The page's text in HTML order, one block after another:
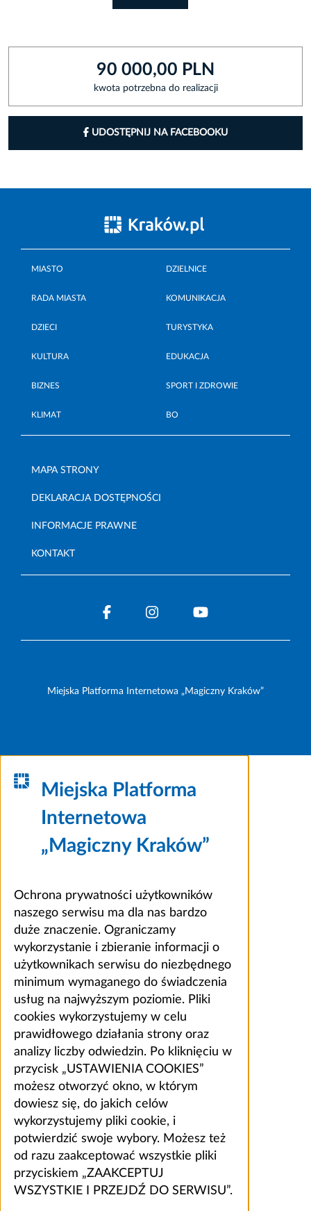
90 000,00 PLN
kwota potrzebna do realizacji
UDOSTĘPNIJ NA FACEBOOKU
MIASTO DZIELNICE
RADA MIASTA KOMUNIKACJA
DZIECI TURYSTYKA
KULTURA EDUKACJA
BIZNES SPORT I ZDROWIE
KLIMAT BO
MAPA STRONY
DEKLARACJA DOSTĘPNOŚCI
INFORMACJE PRAWNE
KONTAKT
Miejska Platforma Internetowa „Magiczny Kraków”
Miejska Platforma
Internetowa
„Magiczny Kraków”
Ochrona prywatności użytkowników
naszego serwisu ma dla nas bardzo
duże znaczenie. Ograniczamy
wykorzystanie i zbieranie informacji o
użytkownikach serwisu do niezbędnego
minimum wymaganego do świadczenia
usług na najwyższym poziomie. Pliki
cookies wykorzystujemy w celu
prawidłowego działania strony oraz
analizy liczby odwiedzin. Po kliknięciu w
przycisk „USTAWIENIA COOKIES”
możesz otworzyć okno, w którym
dowiesz się, do jakich celów
wykorzystujemy pliki cookie, i
potwierdzić swoje wybory. Możesz też
od razu zaakceptować wszystkie pliki
przyciskiem „ZAAKCEPTUJ
WSZYSTKIE I PRZEJDŹ DO SERWISU”.